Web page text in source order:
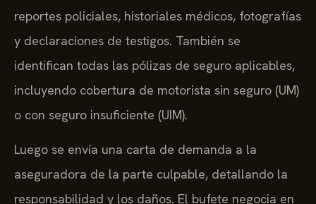
reportes policiales, historiales médicos, fotografías
y declaraciones de testigos. También se
identifican todas las pólizas de seguro aplicables,
incluyendo cobertura de motorista sin seguro (UM)
o con seguro insuficiente (UIM).
Luego se envía una carta de demanda a la
aseguradora de la parte culpable, detallando la
responsabilidad y los daños. El bufete negocia en